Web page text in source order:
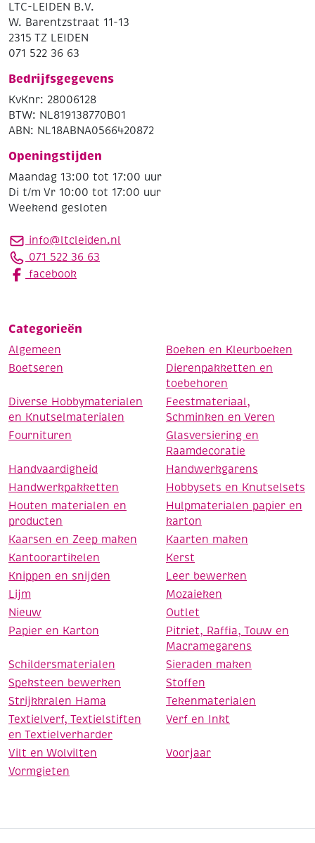
LTC-LEIDEN B.V.
W. Barentzstraat 11-13
2315 TZ LEIDEN
071 522 36 63
Bedrijfsgegevens
KvKnr: 28006128
BTW: NL819138770B01
ABN: NL18ABNA0566420872
Openingstijden
Maandag 13:00 tot 17:00 uur
Di t/m Vr 10:00 tot 17:00 uur
Weekend gesloten
info@ltcleiden.nl
071 522 36 63
facebook
Categorieën
Algemeen
Boeken en Kleurboeken
Boetseren
Dierenpakketten en
toebehoren
Diverse Hobbymaterialen
en Knutselmaterialen
Feestmateriaal,
Schminken en Veren
Fournituren
Glasversiering en
Raamdecoratie
Handvaardigheid
Handwerkgarens
Handwerkpakketten
Hobbysets en Knutselsets
Houten materialen en
producten
Hulpmaterialen papier en
karton
Kaarsen en Zeep maken
Kaarten maken
Kantoorartikelen
Kerst
Knippen en snijden
Leer bewerken
Lijm
Mozaieken
Nieuw
Outlet
Papier en Karton
Pitriet, Raffia, Touw en
Macramegarens
Schildersmaterialen
Sieraden maken
Speksteen bewerken
Stoffen
Strijkkralen Hama
Tekenmaterialen
Textielverf, Textielstiften
en Textielverharder
Verf en Inkt
Vilt en Wolvilten
Voorjaar
Vormgieten